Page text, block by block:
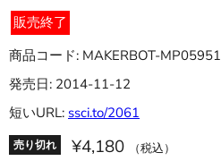
販売終了
商品コード: MAKERBOT-MP05951
発売日: 2014-11-12
短いURL: ssci.to/2061
売り切れ ¥4,180 （税込）